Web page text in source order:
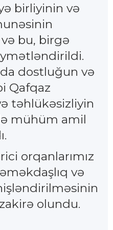
birliyinin və
bu, birgə
dostluğun və
Qafqaz
təhlükəsizliyin
mühüm amil
orqanlarımız
və
olundu.